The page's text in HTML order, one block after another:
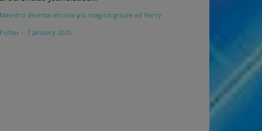
Maestro diventa ancora più magico grazie ad Harry
Potter · 7 January 2025